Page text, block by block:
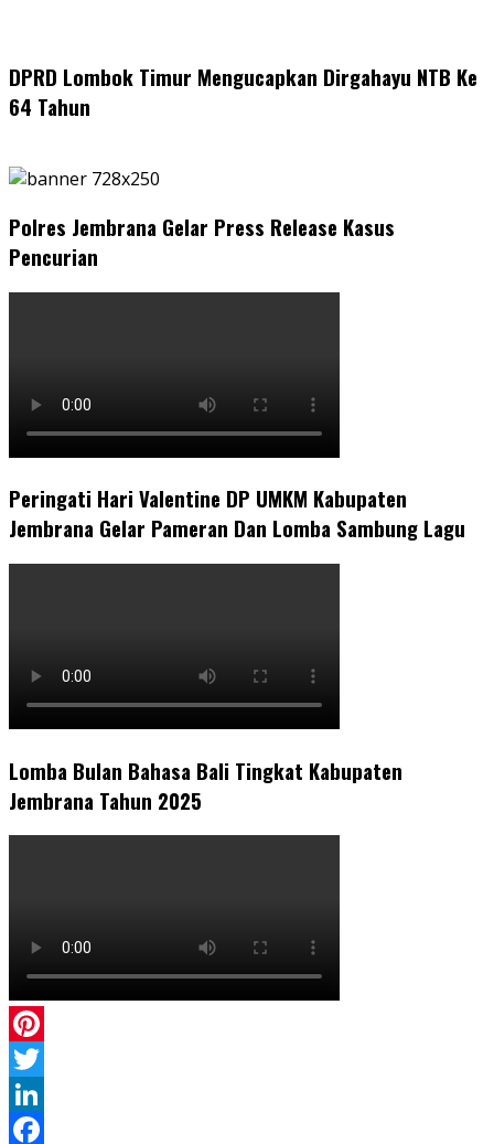
DPRD Lombok Timur Mengucapkan Dirgahayu NTB Ke
64 Tahun
Polres Jembrana Gelar Press Release Kasus
Pencurian
Peringati Hari Valentine DP UMKM Kabupaten
Jembrana Gelar Pameran Dan Lomba Sambung Lagu
Lomba Bulan Bahasa Bali Tingkat Kabupaten
Jembrana Tahun 2025
Pinterest
Twitter
LinkedIn